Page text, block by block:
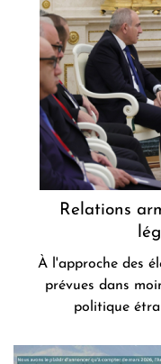
Relations
À l'approche des
prévues dans
politique